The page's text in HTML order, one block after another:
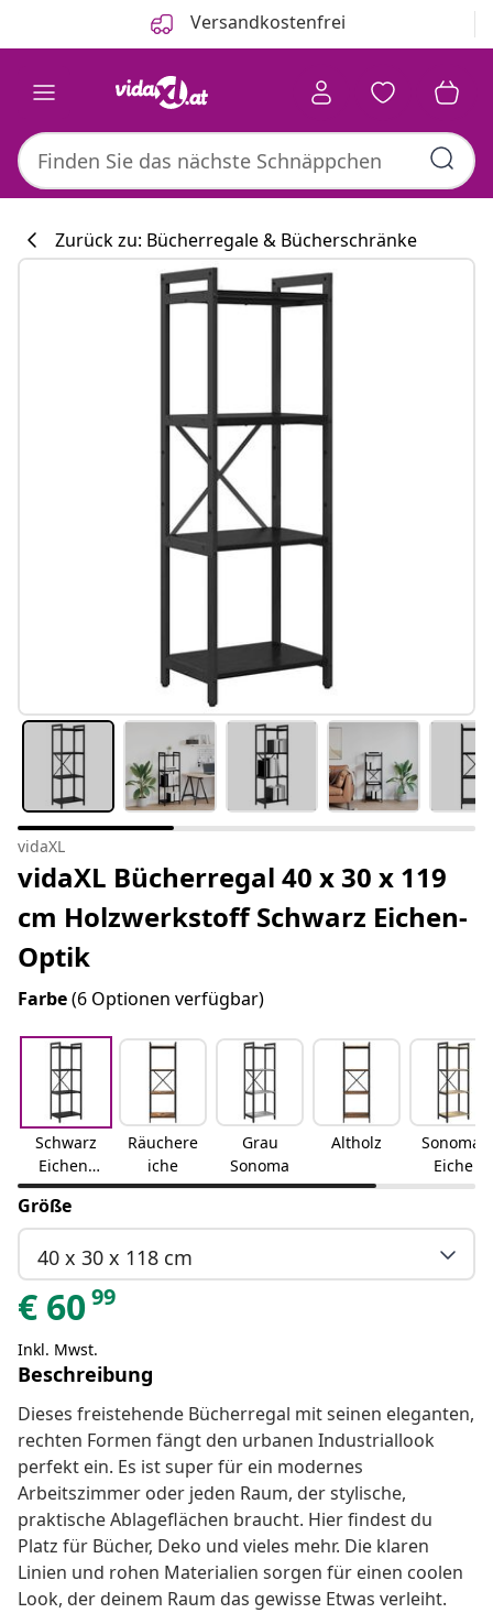
Versandkostenfrei
#sharemevidaxl
Zurück zu: Bücherregale & Bücherschränke
vidaXL
vidaXL Bücherregal 40 x 30 x 119
cm Holzwerkstoff Schwarz Eichen-
Optik
Farbe(6 Optionen verfügbar)
Schwarz
Eichen-
Optik
Räuchere
iche
Grau
Sonoma
Altholz
Sonoma-
Eiche
Größe
40 x 30 x 118 cm
€ 6099
Inkl. Mwst.
Beschreibung
Dieses freistehende Bücherregal mit seinen eleganten,
rechten Formen fängt den urbanen Industriallook
perfekt ein. Es ist super für ein modernes
Arbeitszimmer oder jeden Raum, der stylische,
praktische Ablageflächen braucht. Hier findest du
Platz für Bücher, Deko und vieles mehr. Die klaren
Linien und rohen Materialien sorgen für einen coolen
Look, der deinem Raum das gewisse Etwas verleiht.